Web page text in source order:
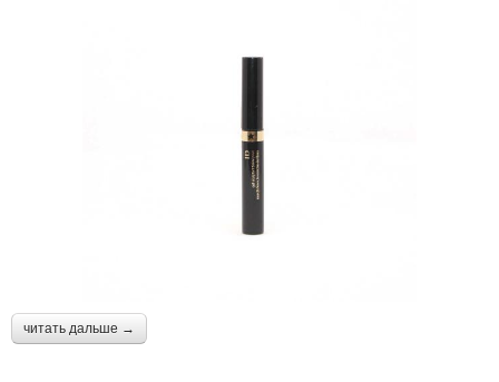
читать дальше →